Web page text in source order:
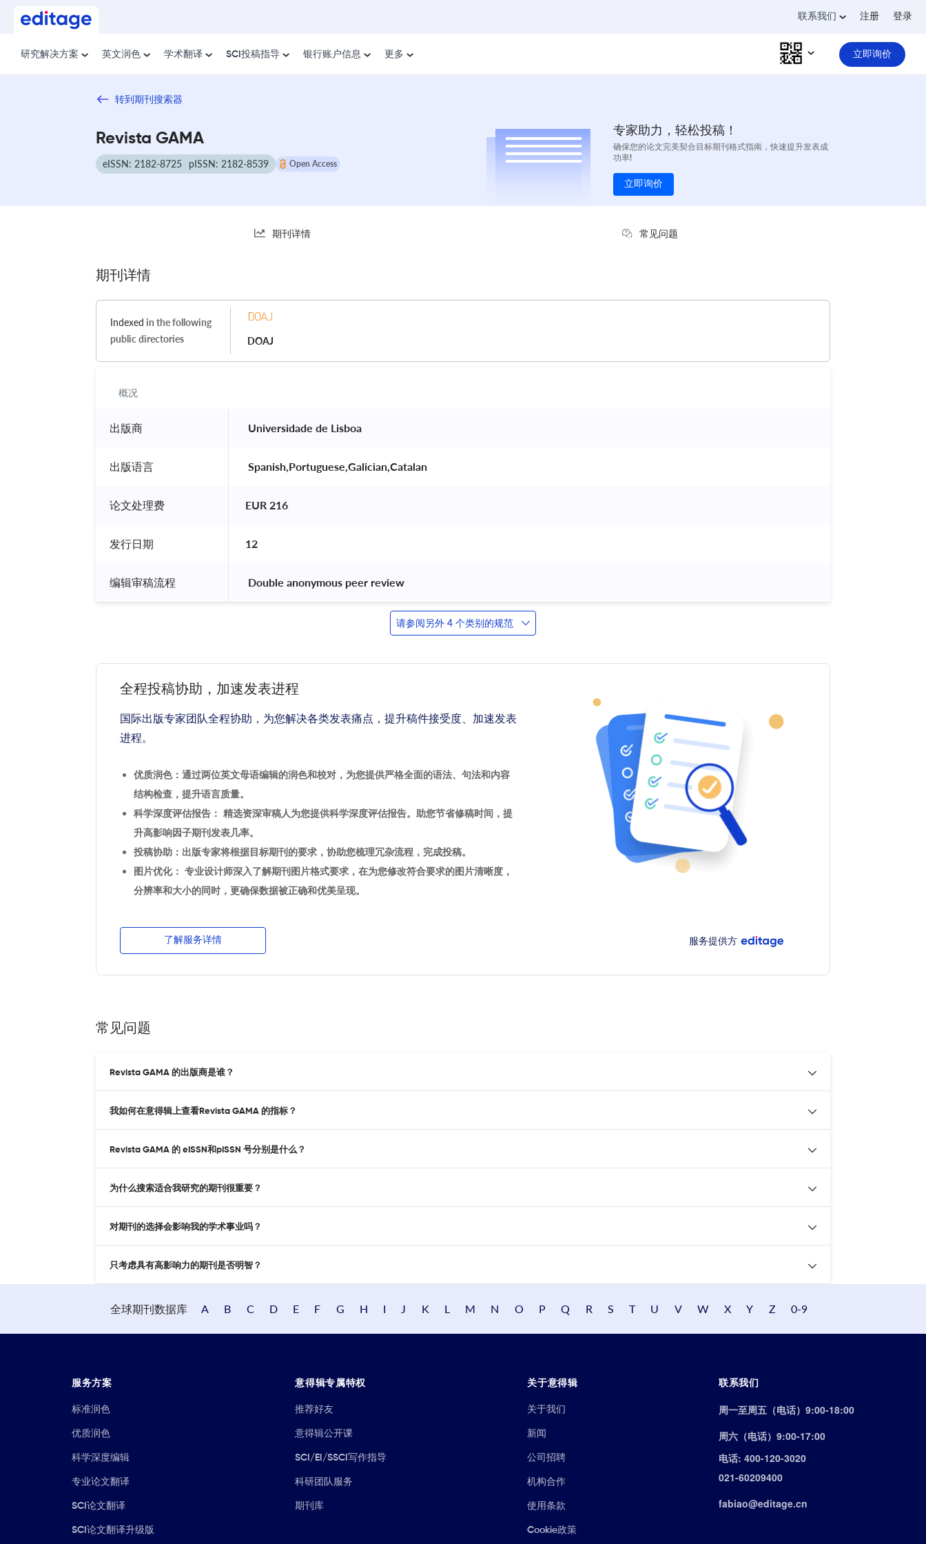
联系我们 注册 登录
研究解决方案 英文润色 学术翻译 SCI投稿指导 银行账户信息 更多 立即询价
转到期刊搜索器
Revista GAMA
eISSN: 2182-8725 pISSN: 2182-8539 Open Access
专家助力，轻松投稿！
确保您的论文完美契合目标期刊格式指南，快速提升发表成
功率!
立即询价
期刊详情 常见问题
期刊详情
Indexed in the following
public directories
DOAJ
概况
出版商 Universidade de Lisboa
出版语言 Spanish,Portuguese,Galician,Catalan
论文处理费 EUR 216
发行日期 12
编辑审稿流程 Double anonymous peer review
请参阅另外 4 个类别的规范
全程投稿协助，加速发表进程
国际出版专家团队全程协助，为您解决各类发表痛点，提升稿件接受度、加速发表
进程。
优质润色：通过两位英文母语编辑的润色和校对，为您提供严格全面的语法、句法和内容
结构检查，提升语言质量。
科学深度评估报告： 精选资深审稿人为您提供科学深度评估报告。助您节省修稿时间，提
升高影响因子期刊发表几率。
投稿协助：出版专家将根据目标期刊的要求，协助您梳理冗杂流程，完成投稿。
图片优化： 专业设计师深入了解期刊图片格式要求，在为您修改符合要求的图片清晰度，
分辨率和大小的同时，更确保数据被正确和优美呈现。
了解服务详情 服务提供方
常见问题
Revista GAMA 的出版商是谁？
我如何在意得辑上查看Revista GAMA 的指标？
Revista GAMA 的 eISSN和pISSN 号分别是什么？
为什么搜索适合我研究的期刊很重要？
对期刊的选择会影响我的学术事业吗？
只考虑具有高影响力的期刊是否明智？
全球期刊数据库 A B C D E F G H I J K L M N O P Q R S T U V W X Y Z 0-9